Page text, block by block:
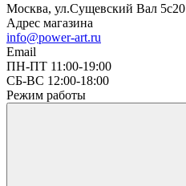
Москва, ул.Сущевский Вал 5с20
Адрес магазина
info@power-art.ru
Email
ПН-ПТ 11:00-19:00
СБ-ВС 12:00-18:00
Режим работы